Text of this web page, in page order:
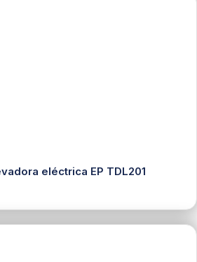
eléctrica EP TDL201